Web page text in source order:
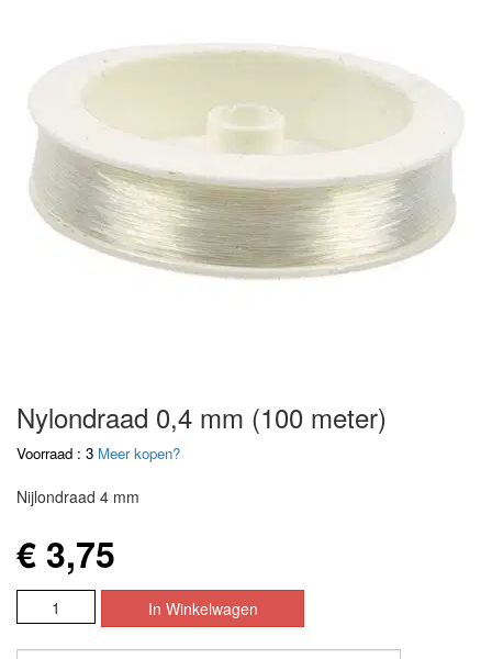
Nylondraad 0,4 mm (100 meter)
Voorraad : 3 Meer kopen?
Nijlondraad 4 mm
€ 3,75